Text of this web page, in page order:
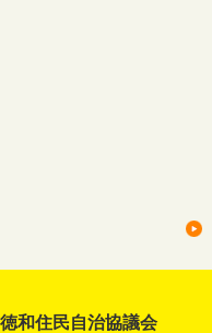
徳和住民自治協議会